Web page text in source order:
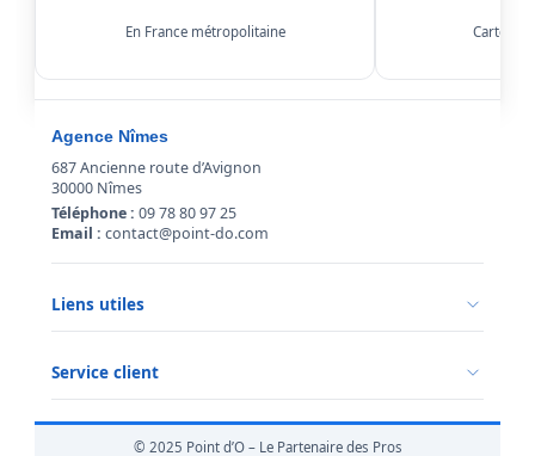
En France métropolitaine Carte,
Agence Nîmes
687 Ancienne route d’Avignon
30000 Nîmes
Téléphone : 09 78 80 97 25
Email : contact@point-do.com
Liens utiles
Conditions générales de vente
Mentions légales
Service client
Informations livraison© 2025 Point d’O – Le Partenaire des Pros